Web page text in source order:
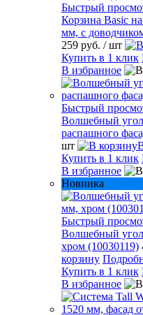
Быстрый
Корзина Basic
мм, с
259 руб. / шт
Купить в 1 клик
В избранное
Быстрый
Волшебный угол
распашного
шт
Купить в 1 клик
В избранное
Новинка
Быстрый
Волшебный
хром (10030119)
корзину
Купить в 1 клик
В избранное